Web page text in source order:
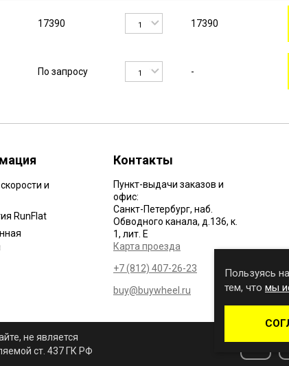
17390 1 17390
По запросу 1 -
и
RunFlat
Контакты
Пункт-выдачи заказов и
офис:
Санкт-Петербург, наб.
Обводного канала, д.136, к.
1, лит. Е
Карта проезда
+7 (812) 407-26-23
buy@buywheel.ru
не является
ст. 437 ГК РФ
Пользуясь
тем, что мы